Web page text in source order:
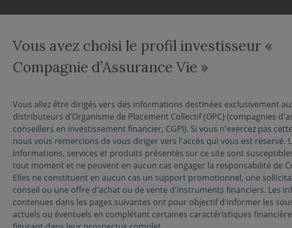
du gérant - L'intelligence
statistiques : hégémonie,
d'essoufflement
ET FINANCIÈRES 03 juin 2026
:3min
Vous avez choisi le profil investisseur «
Compagnie d’Assurance Vie »
Vous allez être dirigés vers des informations destinées exclusivement
distributeurs d’Organisme de Placement Collectif (OPC) (compagnies
conseillers en investissement financier, CGPI). Si vous n'exercez pas
nous vous remercions de vous diriger vers l'accès qui vous est réservé.
informations, services et produits présentés sur ce site sont
tout moment et ne peuvent en aucun cas engager la responsabilité de
Elles ne constituent en aucun cas un support promotionnel, une
conseil ou une offre d'achat ou de vente d'instruments financiers. Les
contenues dans les pages suivantes ont pour objectif d'informer les
actuels ou éventuels en complétant certaines caractéristiques